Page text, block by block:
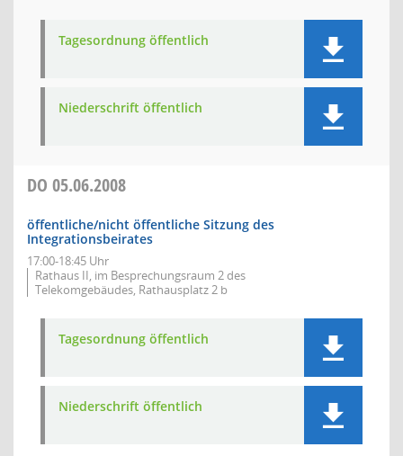
Tagesordnung öffentlich
Niederschrift öffentlich
DO 05.06.2008
öffentliche/nicht öffentliche Sitzung des
Integrationsbeirates
17:00-18:45 Uhr
Rathaus II, im Besprechungsraum 2 des
Telekomgebäudes, Rathausplatz 2 b
Tagesordnung öffentlich
Niederschrift öffentlich